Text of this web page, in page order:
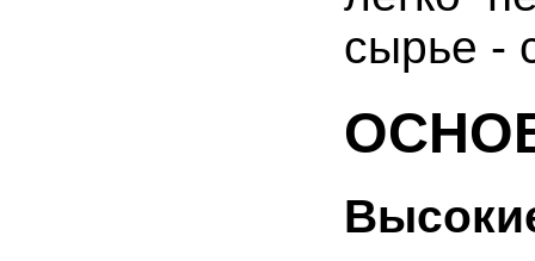
сырье -